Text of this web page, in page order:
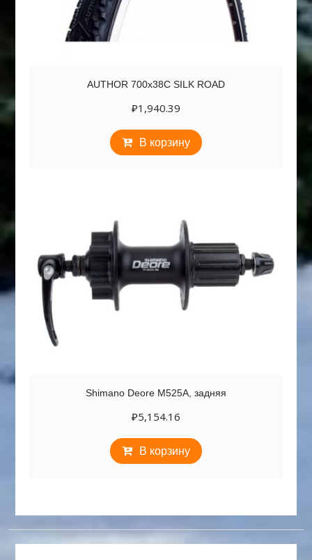
AUTHOR 700х38C SILK ROAD
₽1,940.39
В корзину
Shimano Deore M525A, задняя
₽5,154.16
В корзину